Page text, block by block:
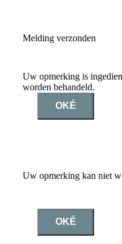
Melding verzonden
Uw opmerking is
worden behandeld.
OKÉ
Uw opmerking kan niet
OKÉ